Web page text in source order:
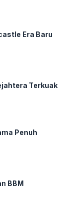
Era Baru
Terkuak
Penuh
BBM